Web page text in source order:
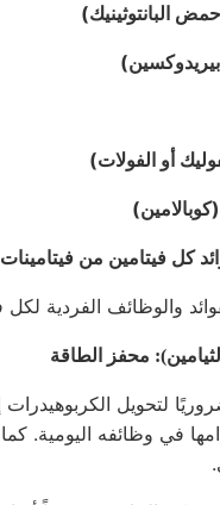
كل فيتامين من
والوظائف الفردية
لتحويل
في وظائفه اليومية.